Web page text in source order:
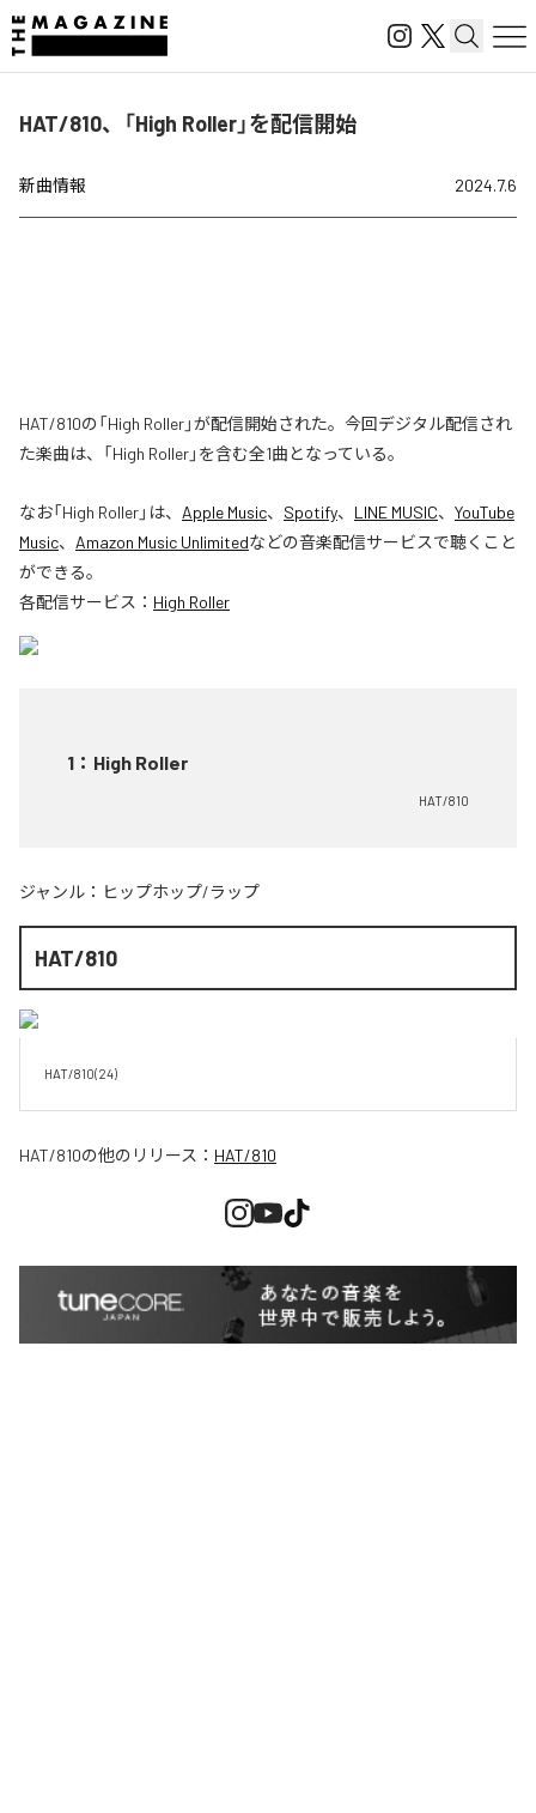
HAT/810、「High Roller」を配信開始
新曲情報 2024.7.6
HAT/810の「High Roller」が配信開始された。今回デジタル配信され
た楽曲は、「High Roller」を含む全1曲となっている。
なお「High Roller」は、 Apple Music、 Spotify、 LINE MUSIC、 YouTube
Music、 Amazon Music Unlimitedなどの音楽配信サービスで聴くこと
ができる。
各配信サービス： High Roller
1 ： High Roller
HAT/810
ジャンル： ヒップホップ/ラップ
HAT/810
HAT/810(24)
HAT/810の他のリリース： HAT/810